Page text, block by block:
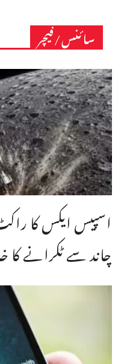
سائنس/فیچر
اسپیس ایکس کا
چاند سے ٹکرانے کا